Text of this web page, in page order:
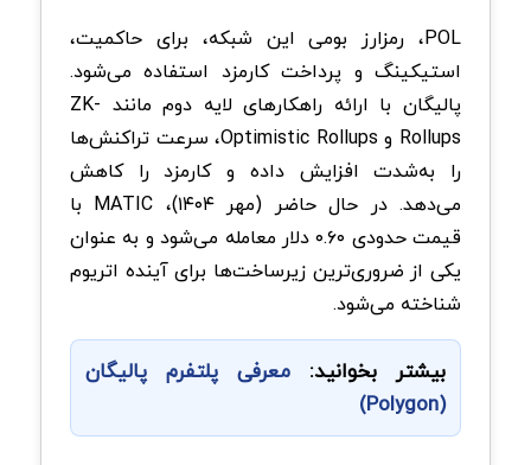
POL، رمزارز بومی این شبکه، برای حاکمیت،
استیکینگ و پرداخت کارمزد استفاده می‌شود.
پالیگان با ارائه راهکارهای لایه دوم مانند ZK-
Rollups و Optimistic Rollups، سرعت تراکنش‌ها
را به‌شدت افزایش داده و کارمزد را کاهش
می‌دهد. در حال حاضر (مهر ۱۴۰۴)، MATIC با
قیمت حدودی ۰.۶۰ دلار معامله می‌شود و به عنوان
یکی از ضروری‌ترین زیرساخت‌ها برای آینده اتریوم
شناخته می‌شود.
بیشتر بخوانید: معرفی پلتفرم پالیگان
(Polygon)